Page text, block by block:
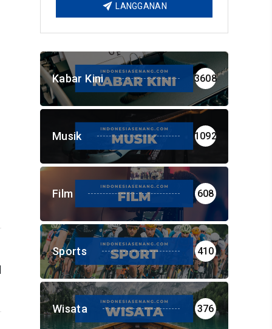
LANGGANAN
Kabar Kini 3608
Musik 1092
Film 608
Sports 410
Wisata 376